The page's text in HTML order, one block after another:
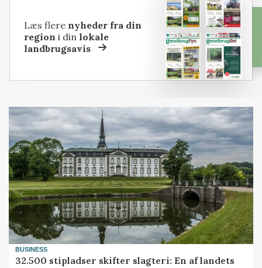
Læs flere nyheder fra din
region i dinlokale
landbrugsavis
BUSINESS
32.500 stipladser skifter slagteri: En af landets